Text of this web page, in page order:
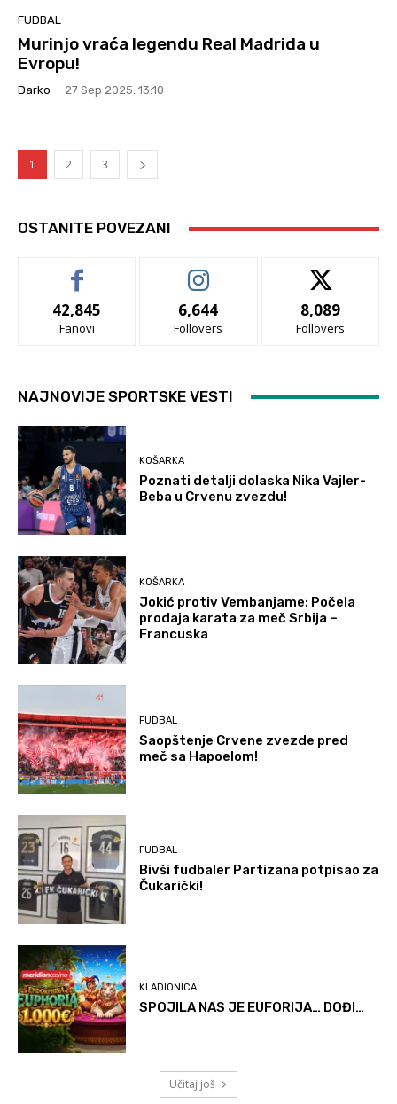
FUDBAL
Murinjo vraća legendu Real Madrida u
Evropu!
Darko - 27 Sep 2025. 13:10
1 2 3
OSTANITE POVEZANI
42,845
Fanovi
6,644
Follovers
8,089
Follovers
NAJNOVIJE SPORTSKE VESTI
KOŠARKA
Poznati detalji dolaska Nika Vajler-
Beba u Crvenu zvezdu!
KOŠARKA
Jokić protiv Vembanjame: Počela
prodaja karata za meč Srbija –
Francuska
FUDBAL
Saopštenje Crvene zvezde pred
meč sa Hapoelom!
FUDBAL
Bivši fudbaler Partizana potpisao za
Čukarički!
KLADIONICA
SPOJILA NAS JE EUFORIJA… DOĐI…
Učitaj još